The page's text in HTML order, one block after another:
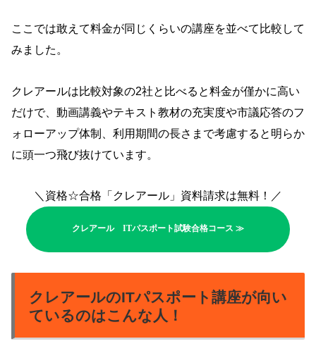
ここでは敢えて料金が同じくらいの講座を並べて比較して
みました。
クレアールは比較対象の2社と比べると料金が僅かに高い
だけで、動画講義やテキスト教材の充実度や市議応答のフ
ォローアップ体制、利用期間の長さまで考慮すると明らか
に頭一つ飛び抜けています。
＼資格☆合格「クレアール」資料請求は無料！／
クレアール ITパスポート試験合格コース ≫
クレアールのITパスポート講座が向い
ているのはこんな人！